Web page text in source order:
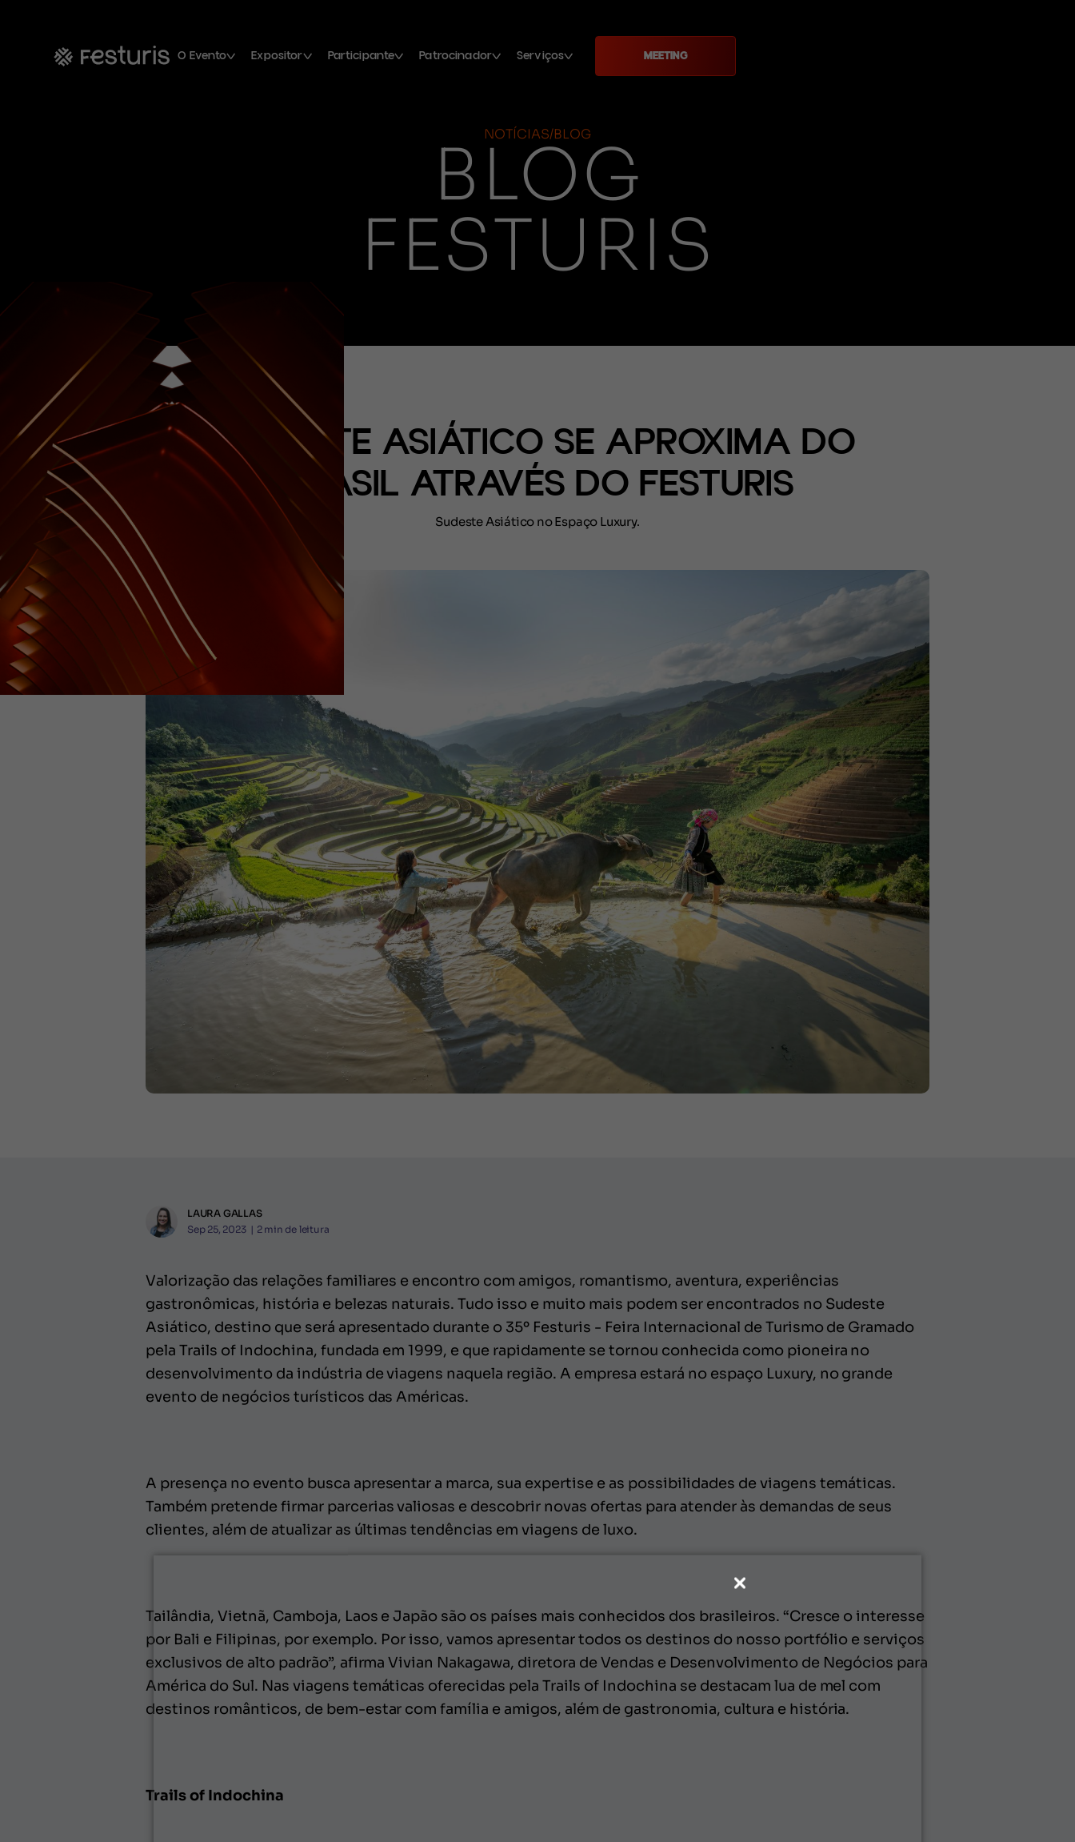
O Evento Expositor Participante Patrocinador Serviços MEETING
NOTÍCIAS/BLOG
BLOG
FESTURIS
SUDESTE ASIÁTICO SE APROXIMA DO
BRASIL ATRAVÉS DO FESTURIS
Sudeste Asiático no Espaço Luxury.
LAURA GALLAS
Sep 25, 2023 | 2 min de leitura
Valorização das relações familiares e encontro com amigos, romantismo, aventura, experiências
gastronômicas, história e belezas naturais. Tudo isso e muito mais podem ser encontrados no Sudeste
Asiático, destino que será apresentado durante o 35º Festuris - Feira Internacional de Turismo de Gramado
pela Trails of Indochina, fundada em 1999, e que rapidamente se tornou conhecida como pioneira no
desenvolvimento da indústria de viagens naquela região. A empresa estará no espaço Luxury, no grande
evento de negócios turísticos das Américas.
A presença no evento busca apresentar a marca, sua expertise e as possibilidades de viagens temáticas.
Também pretende firmar parcerias valiosas e descobrir novas ofertas para atender às demandas de seus
clientes, além de atualizar as últimas tendências em viagens de luxo.
Tailândia, Vietnã, Camboja, Laos e Japão são os países mais conhecidos dos brasileiros. “Cresce o interesse
por Bali e Filipinas, por exemplo. Por isso, vamos apresentar todos os destinos do nosso portfólio e serviços
exclusivos de alto padrão”, afirma Vivian Nakagawa, diretora de Vendas e Desenvolvimento de Negócios para
América do Sul. Nas viagens temáticas oferecidas pela Trails of Indochina se destacam lua de mel com
destinos românticos, de bem-estar com família e amigos, além de gastronomia, cultura e história.
Trails of Indochina